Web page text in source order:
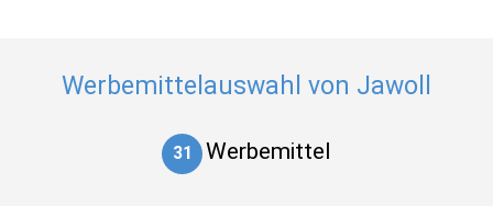
Werbemittelauswahl von Jawoll
31 Werbemittel